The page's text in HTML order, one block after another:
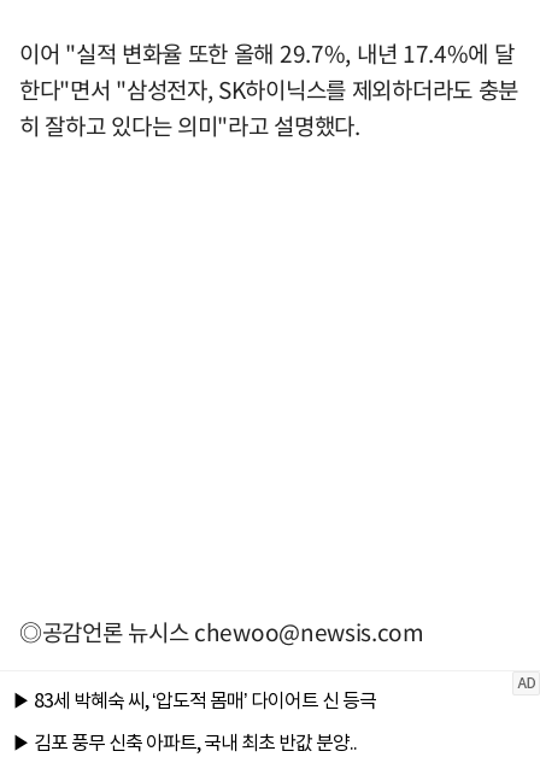
이어 "실적 변화율 또한 올해 29.7%, 내년 17.4%에 달
한다"면서 "삼성전자, SK하이닉스를 제외하더라도 충분
히 잘하고 있다는 의미"라고 설명했다.
◎공감언론 뉴시스chewoo@newsis.com